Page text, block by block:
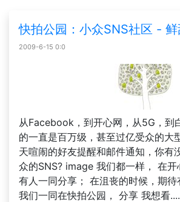
快拍公园：小众SNS社区 -
2009-6-15 0:0
从Facebook，到开心网，从5G，到
的一直是百万级，甚至过亿受众的大
天喧闹的好友提醒和邮件通知，你有
众的SNS? image 我们都一样， 在开
有人一同分享； 在沮丧的时候，期待
我们一同在快拍公园， 分享 我想看